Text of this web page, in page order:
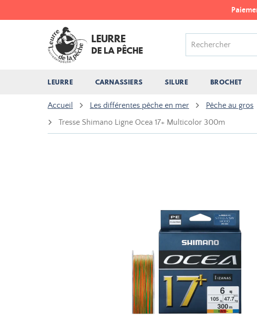
LEURRE
DE LA PÊCHE
LEURRE CARNASSIERS SILURE BROCHET
Accueil Les différentes pêche en mer Pêche au gros
Tresse Shimano Ligne Ocea 17+ Multicolor 300m